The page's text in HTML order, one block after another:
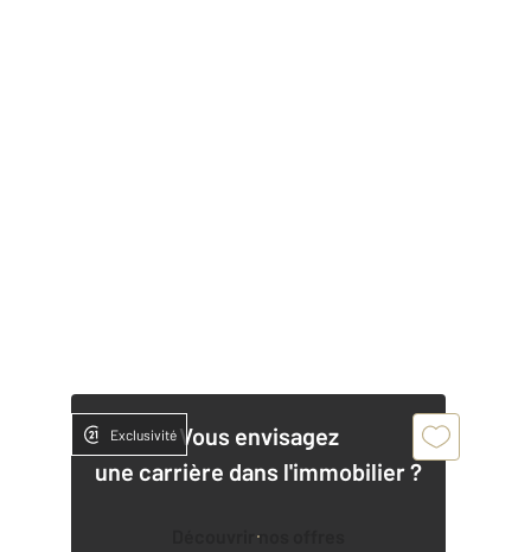
Vous envisagez
une carrière dans l'immobilier ?
Découvrir nos offres
Exclusivité